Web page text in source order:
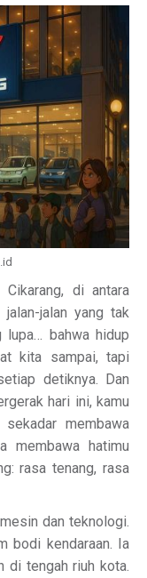
di antara
jalan yang tak
lupa… bahwa hidup
kita sampai, tapi
detiknya. Dan
hari ini, kamu
membawa
membawa hatimu
rasa tenang, rasa
dan teknologi.
bodi kendaraan. Ia
di tengah riuh kota.